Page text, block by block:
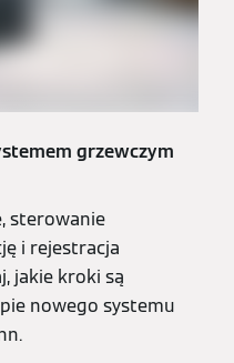
grzewczym
sterowanie
i rejestracja
jakie kroki są
nowego systemu